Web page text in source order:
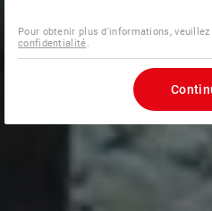
Pour obtenir plus d'informations,
confidentialité